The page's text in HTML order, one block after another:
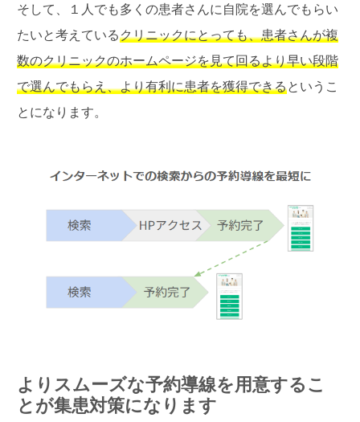
そして、１人でも多くの患者さんに自院を選んでもらい
たいと考えているクリニックにとっても、患者さんが複
数のクリニックのホームページを見て回るより早い段階
で選んでもらえ、より有利に患者を獲得できるというこ
とになります。
よりスムーズな予約導線を用意するこ
とが集患対策になります